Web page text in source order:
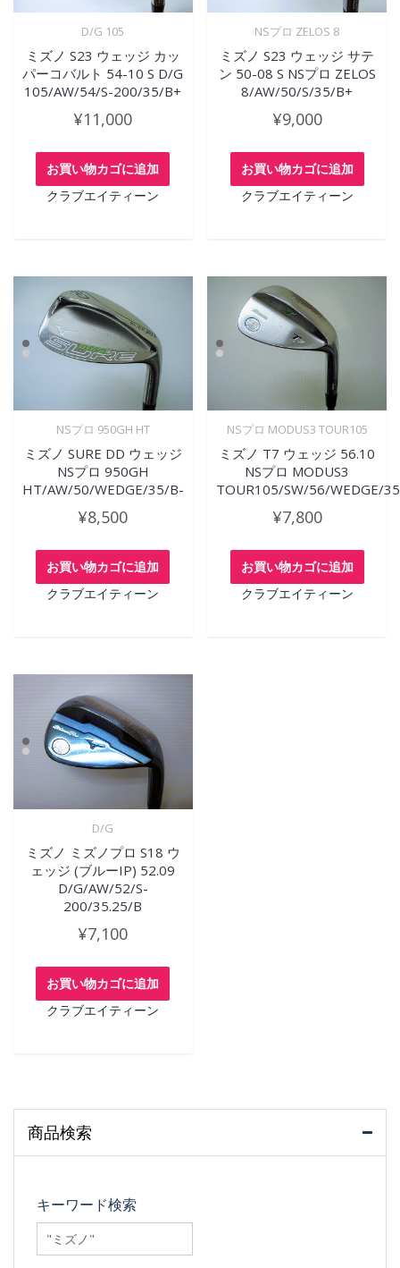
D/G 105
ミズノ S23 ウェッジ カッ
パーコバルト 54-10 S D/G
105/AW/54/S-200/35/B+
¥11,000
お買い物カゴに追加
クラブエイティーン
NSプロ ZELOS 8
ミズノ S23 ウェッジ サテ
ン 50-08 S NSプロ ZELOS
8/AW/50/S/35/B+
¥9,000
お買い物カゴに追加
クラブエイティーン
NSプロ 950GH HT
ミズノ SURE DD ウェッジ
NSプロ 950GH
HT/AW/50/WEDGE/35/B-
¥8,500
お買い物カゴに追加
クラブエイティーン
NSプロ MODUS3 TOUR105
ミズノ T7 ウェッジ 56.10
NSプロ MODUS3
TOUR105/SW/56/WEDGE/
¥7,800
お買い物カゴに追加
クラブエイティーン
D/G
ミズノ ミズノプロ S18 ウ
ェッジ (ブルーIP) 52.09
D/G/AW/52/S-
200/35.25/B
¥7,100
お買い物カゴに追加
クラブエイティーン
商品検索
キーワード検索
searchfilter_pro